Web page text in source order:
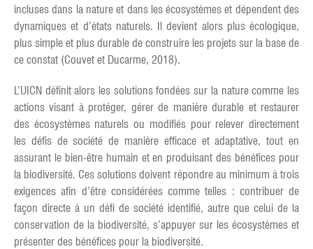
incluses dans la nature et dans les écosystèmes et dépendent des
dynamiques et d’états naturels. Il devient alors plus écologique,
plus simple et plus durable de construire les projets sur la base de
ce constat (Couvet et Ducarme, 2018).
L’UICN définit alors les solutions fondées sur la nature comme les
actions visant à protéger, gérer de manière durable et restaurer
des écosystèmes naturels ou modifiés pour relever directement
les défis de société de manière efficace et adaptative, tout en
assurant le bien-être humain et en produisant des bénéfices pour
la biodiversité. Ces solutions doivent répondre au minimum à trois
exigences afin d’être considérées comme telles : contribuer de
façon directe à un défi de société identifié, autre que celui de la
conservation de la biodiversité, s’appuyer sur les écosystèmes et
présenter des bénéfices pour la biodiversité.